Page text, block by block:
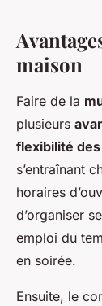
maison
Faire de la
plusieurs
flexibilité
s’entraînant
horaires
d’organiser
emploi du
en soirée.
Ensuite, le